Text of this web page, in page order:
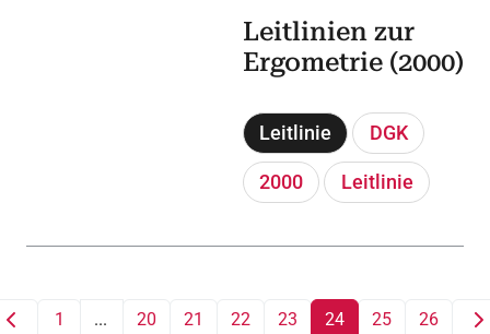
Leitlinie DGK
2000 Leitlinie
Leitlinien zur
Ergometrie (2000)
1 ... 20 21 22 23 24 25 26